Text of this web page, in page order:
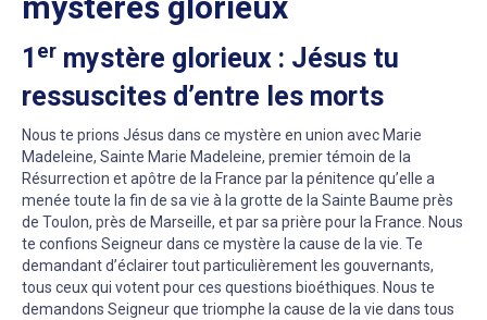
1 er mystère glorieux : Jésus tu
ressuscites d’entre les morts
Nous te prions Jésus dans ce mystère en union avec Marie
Madeleine, Sainte Marie Madeleine, premier témoin de la
Résurrection et apôtre de la France par la pénitence qu’elle a
menée toute la fin de sa vie à la grotte de la Sainte Baume près
de Toulon, près de Marseille, et par sa prière pour la France. Nous
te confions Seigneur dans ce mystère la cause de la vie. Te
demandant d’éclairer tout particulièrement les gouvernants,
tous ceux qui votent pour ces questions bioéthiques. Nous te
demandons Seigneur que triomphe la cause de la vie dans tous